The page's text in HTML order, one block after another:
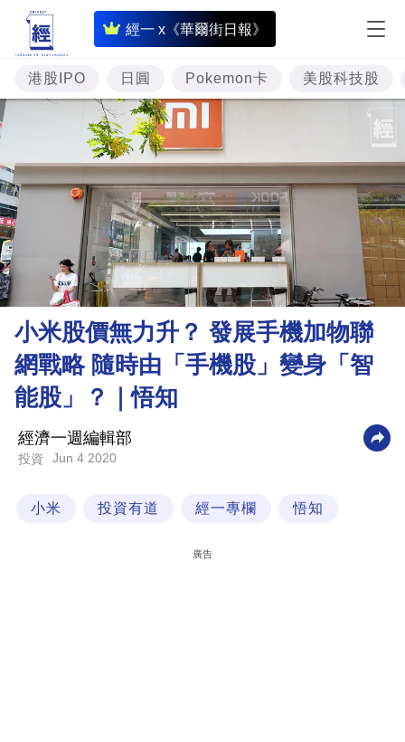
經一 x《華爾街日報》
即
時
財
經
專
題
投
資
樓
市
理
財
商
科
技
場
港股IPO 日圓 Pokemon卡 美股科技股
小米股價無力升？ 發展手機加物聯
網戰略 隨時由「手機股」變身「智
能股」？｜悟知
經濟一週編輯部
投資 Jun 4 2020
小米 投資有道 經一專欄 悟知
廣告